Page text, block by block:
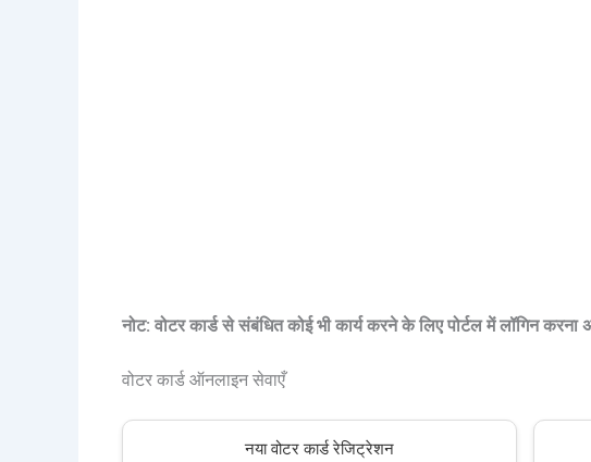
नोट: वोटर कार्ड से संबंधित कोई भी कार्य करने के लिए पोर्टल में लॉगिन
वोटर कार्ड ऑनलाइन सेवाएँ
नया वोटर कार्ड रेजिट्रेशन